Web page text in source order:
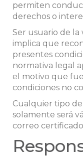
permiten
derechos o
Ser usuario de la
implica que
presentes
normativa legal
el motivo que
condiciones no
Cualquier tipo
solamente será
correo